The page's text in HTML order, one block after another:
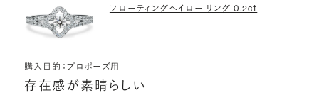
フローティングヘイロー リング 0.2ct
購入目的：プロポーズ用
存在感が素晴らしい